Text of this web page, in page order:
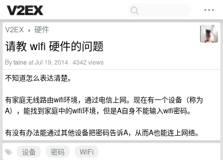
V2EX › 硬件
请教 wifi 硬件的问题
Bytaineat Jul 19, 2014 · 4342 views
不知道怎么表达清楚。
有家庭无线路由wifi环境，通过电信上网。现在有一个设备（称为
A），能找到家庭中的wifi环境，但是A自身不能输入wifi密码。
有没有办法能通过其他设备把密码告诉A，从而A也能连上网络。
设备
密码
WiFi